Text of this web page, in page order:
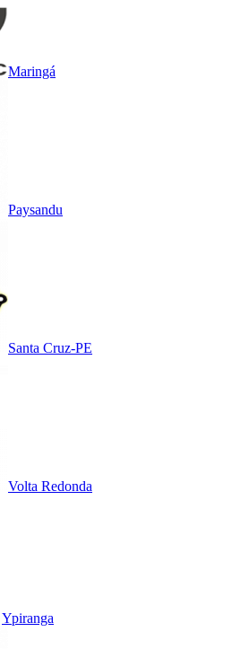
Maringá
Paysandu
Santa Cruz-PE
Volta Redonda
Ypiranga